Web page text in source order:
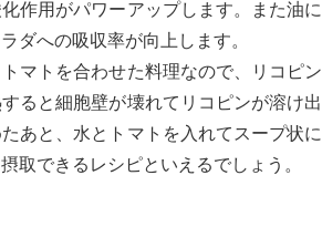
作用がパワーアップします。また油に
ダへの吸収率が向上します。
マトを合わせた料理なので、リコピン
ると細胞壁が壊れてリコピンが溶け出
あと、水とトマトを入れてスープ状に
取できるレシピといえるでしょう。